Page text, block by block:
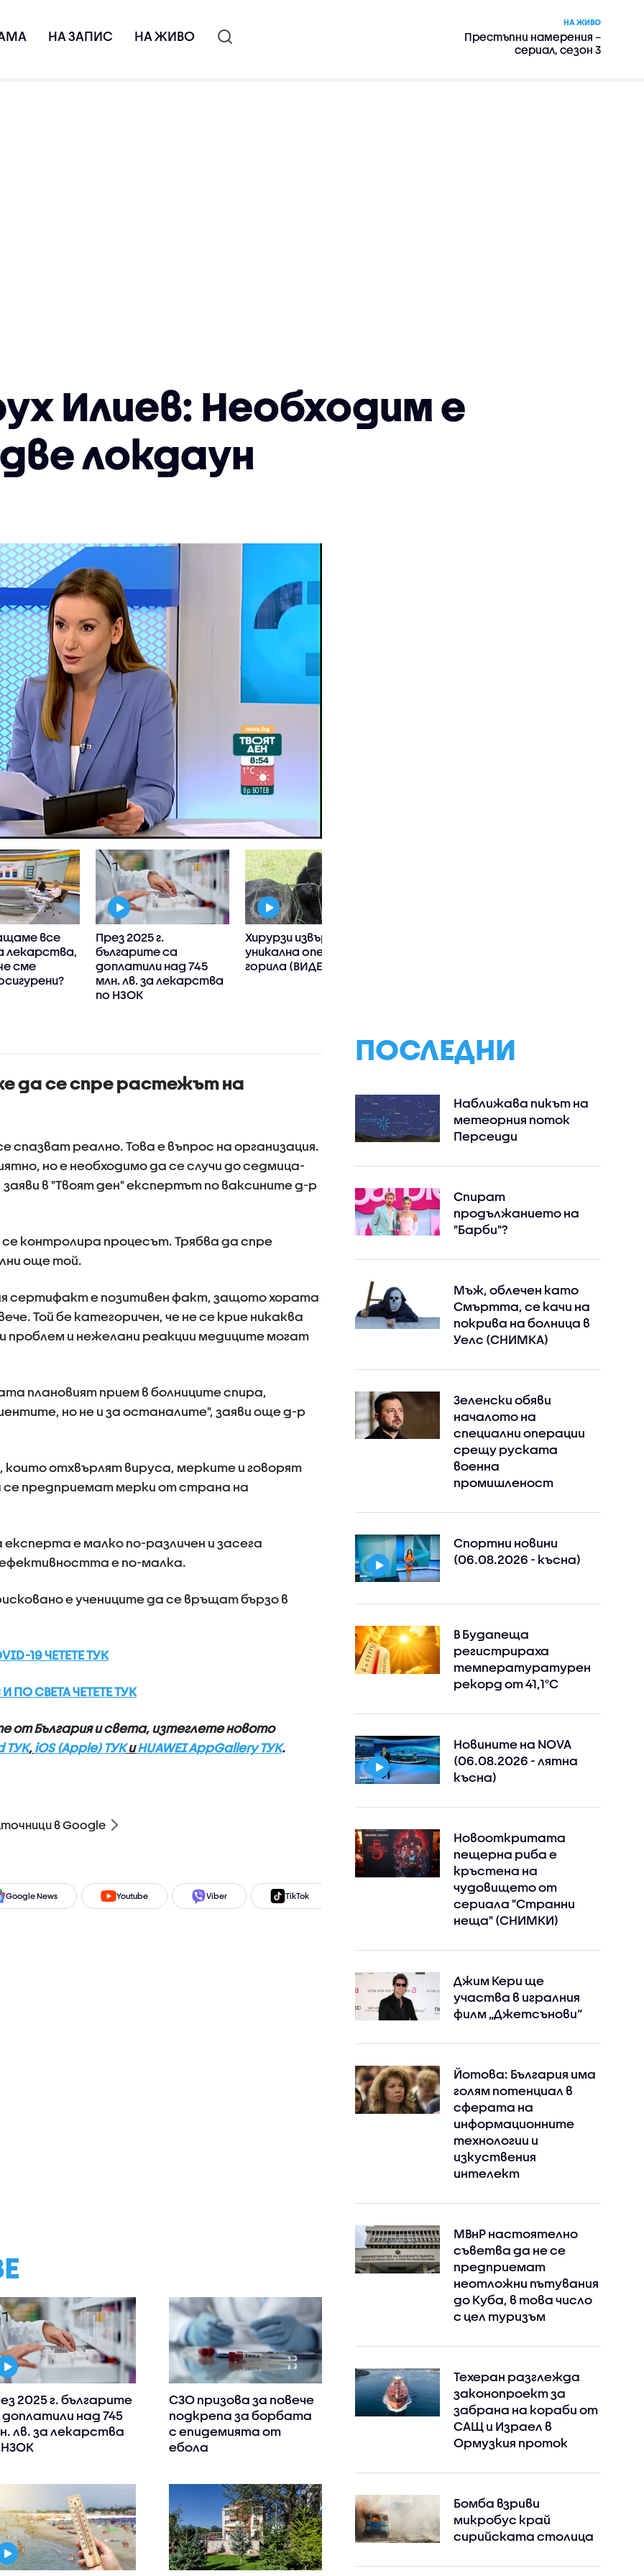
НА ЗАПИС НА ЖИВО
НА ЖИВО
Престъпни намерения –
сериал, сезон 3
Илиев: Необходим е
локдаун
все
лекарства,
сме
През 2025 г.
българите са
доплатили над 745
млн. лв. за лекарства
по НЗОК
Хирурзи извършиха
уникална операция на
горила (ВИДЕО)
да се спре растежът на
спазват реално. Това е въпрос на организация.
но е необходимо да се случи до седмица-
в "Твоят ден" експертът по ваксините д-р
контролира процесът. Трябва да спре
още той.
сертифакт е позитивен факт, защото хората
Той бе категоричен, че не се крие никаква
проблем и нежелани реакции медиците могат
плановият прием в болниците спира,
но не и за останалите", заяви още д-р
отхвърлят вируса, мерките и говорят
се предприемат мерки от страна на
е малко по-различен и засега
ефективността е по-малка.
е учениците да се връщат бързо в
19 ЧЕТЕТЕ ТУК
ПО СВЕТА ЧЕТЕТЕ ТУК
от България и света, изтеглете новото
ТУК, iOS (Apple) ТУКиHUAWEI AppGallery ТУК.
в Google
Google News Youtube Viber TikTok Facebook
2025 г. българите
над 745
лв. за лекарства
НЗОК
СЗО призова за повече
подкрепа за борбата
с епидемията от
ебола
ПОСЛЕДНИ
Наближава пикът на
метеорния поток
Персеиди
Спират
продължанието на
"Барби"?
Мъж, облечен като
Смъртта, се качи на
покрива на болница в
Уелс (СНИМКА)
Зеленски обяви
началото на
специални операции
срещу руската
военна
промишленост
Спортни новини
(06.08.2026 - късна)
В Будапеща
регистрираха
температуратурен
рекорд от 41,1°C
Новините на NOVA
(06.08.2026 - лятна
късна)
Новооткритата
пещерна риба е
кръстена на
чудовището от
сериала "Странни
неща" (СНИМКИ)
Джим Кери ще
участва в игралния
филм „Джетсънови“
Йотова: България има
голям потенциал в
сферата на
информационните
технологии и
изкуствения
интелект
МВнР настоятелно
съветва да не се
предприемат
неотложни пътувания
до Куба, в това число
с цел туризъм
Техеран разглежда
законопроект за
забрана на кораби от
САЩ и Израел в
Ормузкия проток
Бомба взриви
микробус край
сирийската столица